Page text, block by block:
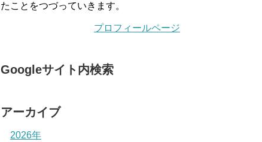
たことをつづっていきます。
プロフィールページ
Googleサイト内検索
アーカイブ
2026年